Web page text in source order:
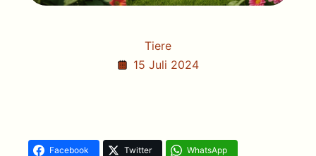
Tiere
15 Juli 2024
Facebook Twitter WhatsApp